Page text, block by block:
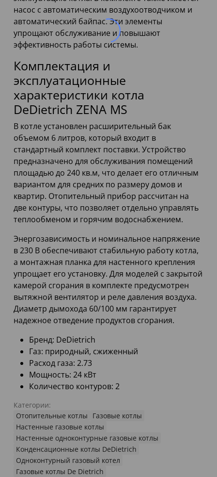
насос с автоматическим воздухоотводчиком и
автоматический байпас. Эти элементы
упрощают обслуживание и повышают
эффективность работы системы.
Комплектация и
эксплуатационные
характеристики котла
DeDietrich ZENA MS
В котле установлен расширительный бак
объемом 6 литров, который входит в
стандартный комплект поставки. Устройство
предназначено для обслуживания помещений
площадью до 240 кв.м, что делает его отличным
вариантом для средних по размеру домов и
квартир. Отопительный прибор рассчитан на
две контуры, что позволяет отдельно управлять
теплообменом и горячим водоснабжением.
Энергозависимость и номинальное напряжение
в 230 В обеспечивают стабильную работу котла,
а монтажная планка для настенного крепления
упрощает его установку. Для моделей с закрытой
камерой сгорания в комплекте предусмотрен
вытяжной вентилятор и реле давления воздуха.
Диаметр дымохода 60/100 мм гарантирует
надежное отведение продуктов сгорания.
Бренд: DeDietrich
Газ: природный, сжиженный
Расход газа: 2.73
Мощность: 24 кВт
Количество контуров: 2
Категории:
Отопительные котлы
Газовые котлы
Настенные газовые котлы
Настенные одноконтурные газовые котлы
Конденсационные котлы DeDietrich
Одноконтурный газовый котел
Газовые котлы De Dietrich